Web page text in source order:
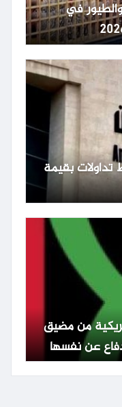
في
0.22% وسط تداولات بقيمة
من مضيق
عن نفسها